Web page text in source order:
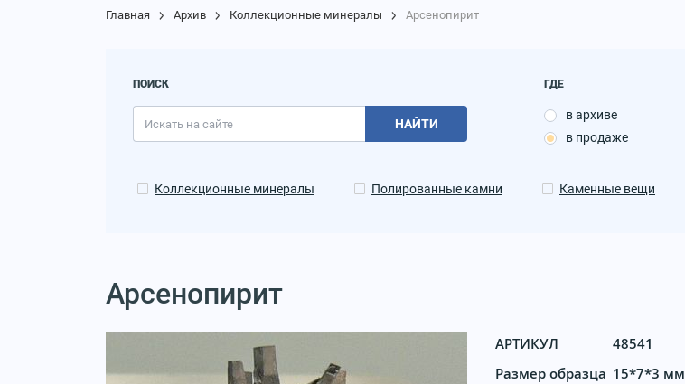
Главная Архив Коллекционные минералы Арсенопирит
ПОИСК
НАЙТИ
ГДЕ
в архиве
в продаже
Коллекционные минералы Полированные камни Каменные вещи
Арсенопирит
АРТИКУЛ
48541
Размер образца 15*7*3 мм